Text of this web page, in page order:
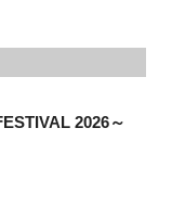
2026～